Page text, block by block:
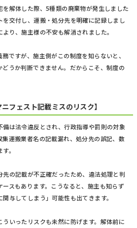
解体した際、5種類の廃棄物が発生しました
交付し、運搬・処分先を明確に記録しまし
り、施主様の不安も解消されました。
ですが、施主側がこの制度を知らないと、
うか判断できません。だからこそ、制度の
フェスト記載ミスのリスク】
は法令違反とされ、行政指導や罰則の対象
運搬業者名の記載漏れ、処分先の誤記、数
。
の記載が不正確だったため、違法処理と判
スもあります。こうなると、施主も知らず
与してしまう」可能性も出てきます。
いったリスクも未然に防げます。解体前に